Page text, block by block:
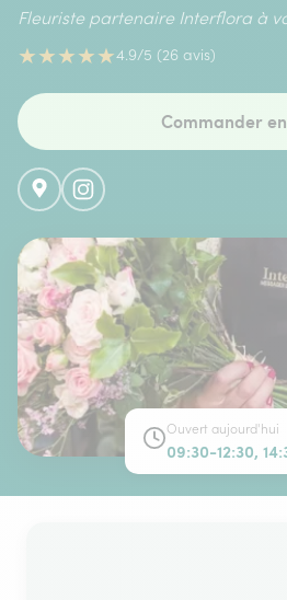
Fleuriste partenaire Interflora à
★★★★★4.9/5 (26 avis)
Commander
Ouvert aujourd'hui
09:30-12:30,